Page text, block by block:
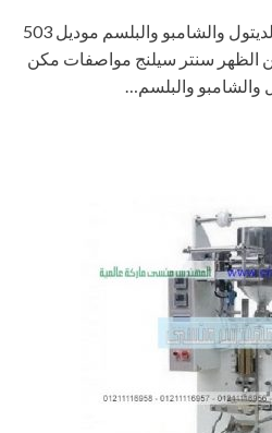
مكن تعبئة الصابون السائل والديتول والشامبو والبلسم موديل 503
سنتر سيلنج مواصفات مكن
والشامبو والبلسم…